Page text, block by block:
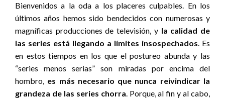
Bienvenidos a la oda a los placeres culpables. En los
últimos años hemos sido bendecidos con numerosas y
magníficas producciones de televisión, y la calidad de
las series está llegando a límites insospechados. Es
en estos tiempos en los que el postureo abunda y las
“series menos serias” son miradas por encima del
hombro, es más necesario que nunca reivindicar la
grandeza de las series chorra. Porque, al fin y al cabo,